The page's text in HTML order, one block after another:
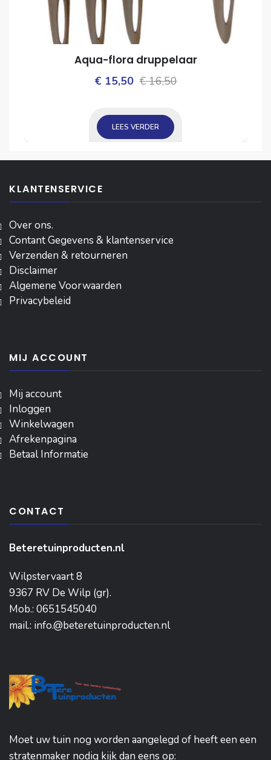
Aqua-flora druppelaar
€16,50Oorspronkelijke
€15,50
Huidige
LEES VERDER
KLANTENSERVICE
Over ons.
Contant Gegevens & klantenservice
Verzenden & retourneren
Disclaimer
Algemene Voorwaarden
Privacybeleid
MIJ ACCOUNT
Mij account
Inloggen
‎Winkelwagen
Afrekenpagina
Betaal Informatie
CONTACT
Beteretuinproducten.nl
Wilpstervaart 8
9367 RV De Wilp (gr).
Mob.: 0651545040
mail.: info.@beteretuinproducten.nl
Moet uw tuin nog worden aangelegd of heeft een een
stratenmaker nodig kijk dan eens op: